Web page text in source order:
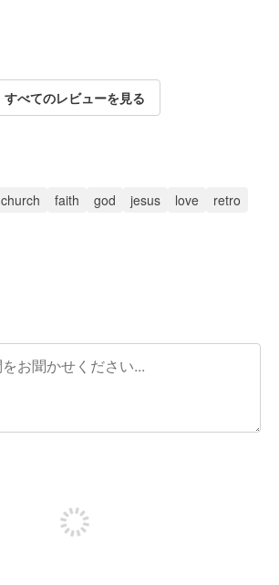
すべてのレビューを見る
church faith god jesus love
retro